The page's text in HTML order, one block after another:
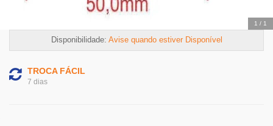
1 / 1
Disponibilidade: Avise quando estiver Disponível
TROCA FÁCIL
7 dias